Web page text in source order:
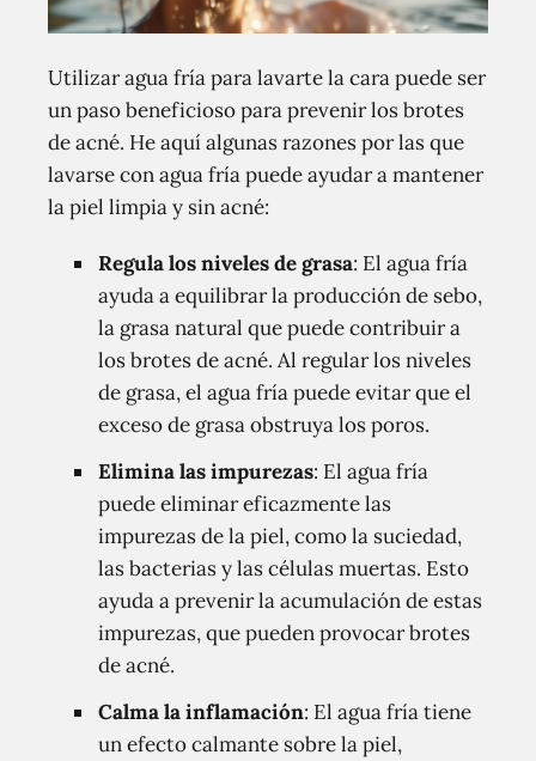
Utilizar agua fría para lavarte la cara puede ser
un paso beneficioso para prevenir los brotes
de acné. He aquí algunas razones por las que
lavarse con agua fría puede ayudar a mantener
la piel limpia y sin acné:
Regula los niveles de grasa: El agua fría
ayuda a equilibrar la producción de sebo,
la grasa natural que puede contribuir a
los brotes de acné. Al regular los niveles
de grasa, el agua fría puede evitar que el
exceso de grasa obstruya los poros.
Elimina las impurezas: El agua fría
puede eliminar eficazmente las
impurezas de la piel, como la suciedad,
las bacterias y las células muertas. Esto
ayuda a prevenir la acumulación de estas
impurezas, que pueden provocar brotes
de acné.
Calma la inflamación: El agua fría tiene
un efecto calmante sobre la piel,